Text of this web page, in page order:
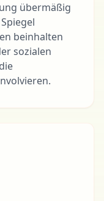
übermäßig
beinhalten
sozialen